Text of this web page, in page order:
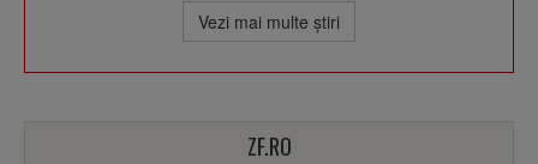
Vezi mai multe ştiri
ZF.RO